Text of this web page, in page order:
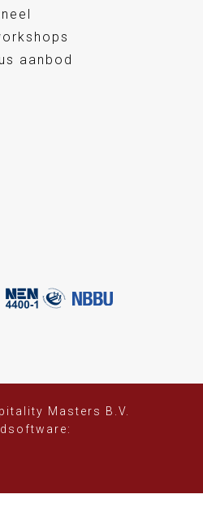
aanbod
Masters B.V.